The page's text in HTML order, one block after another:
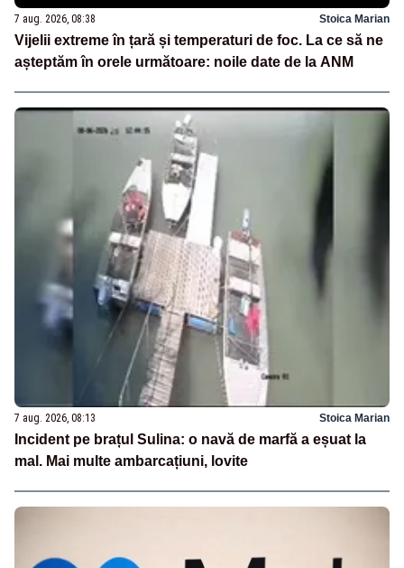
7 aug. 2026, 08:38 Stoica Marian
Vijelii extreme în țară și temperaturi de foc. La ce să ne
așteptăm în orele următoare: noile date de la ANM
7 aug. 2026, 08:13 Stoica Marian
Incident pe brațul Sulina: o navă de marfă a eșuat la
mal. Mai multe ambarcațiuni, lovite